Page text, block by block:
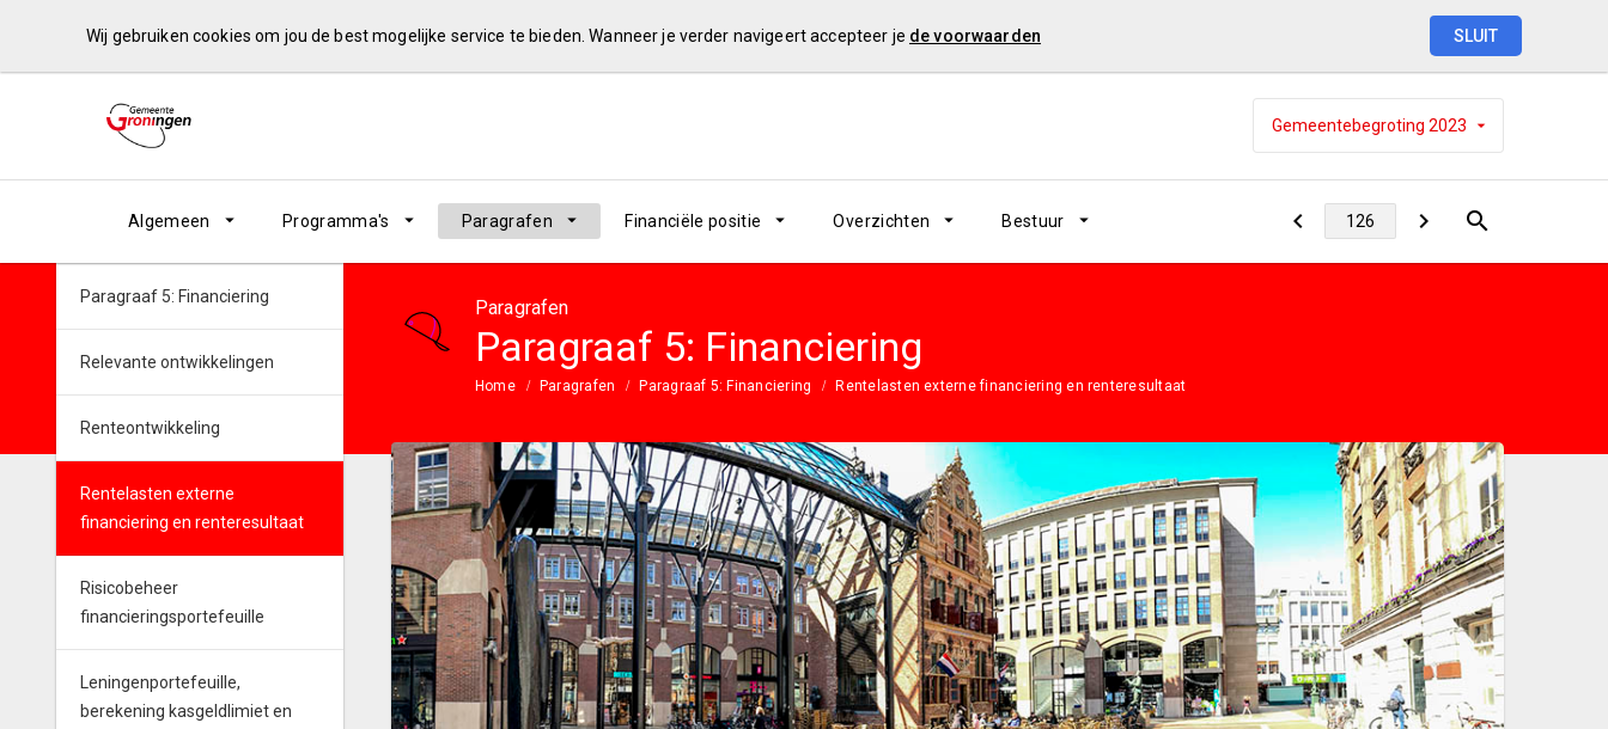
Wij gebruiken cookies om jou de best mogelijke service te bieden. Wanneer je verder navigeert accepteer je de voorwaarden SLUIT
Gemeentebegroting 2023
Algemeen Programma's Paragrafen Financiële positie Overzichten Bestuur
Paragrafen
Paragraaf 5: Financiering
Home Paragrafen Paragraaf 5: Financiering Rentelasten externe financiering en renteresultaat
Paragraaf 5: Financiering
Relevante ontwikkelingen
Renteontwikkeling
Rentelasten externe
financiering en renteresultaat
Risicobeheer
financieringsportefeuille
Leningenportefeuille,
berekening kasgeldlimiet en